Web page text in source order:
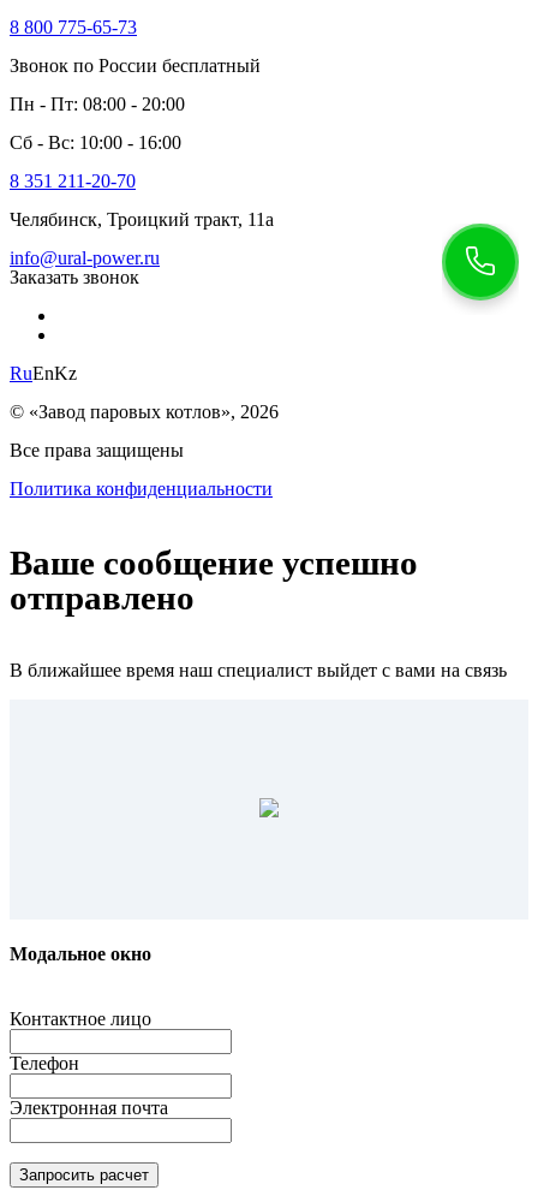
8 800 775-65-73
Звонок по России бесплатный
Пн - Пт: 08:00 - 20:00
Сб - Вс: 10:00 - 16:00
8 351 211-20-70
Челябинск, Троицкий тракт, 11а
info@ural-power.ru
Заказать звонок
RuEnKz
© «Завод паровых котлов», 2026
Все права защищены
Политика конфиденциальности
Ваше сообщение успешно
отправлено
В ближайшее время наш специалист выйдет с вами на связь
Модальное окно
Контактное лицо
Телефон
Электронная почта